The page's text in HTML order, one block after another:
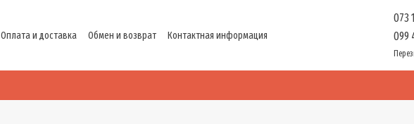
Оплата и доставка Обмен и возврат
Контактная информация
073
099